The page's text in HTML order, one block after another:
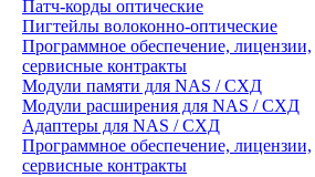
Патч-корды оптические
Пигтейлы волоконно-оптические
Программное обеспечение, лицензии,
сервисные контракты
Модули памяти для NAS / СХД
Модули расширения для NAS / СХД
Адаптеры для NAS / СХД
Программное обеспечение, лицензии,
сервисные контракты